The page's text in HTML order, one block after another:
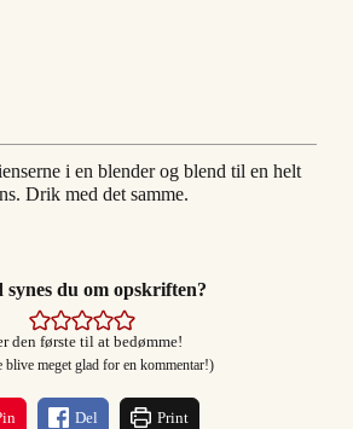
i en blender og blend til en helt
Drik med det samme.
synes du om opskriften?
den første til at bedømme!
blive meget glad for en kommentar!)
Del Print